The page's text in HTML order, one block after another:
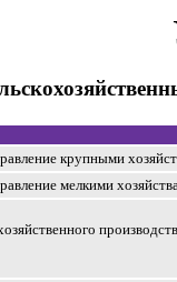
крупными
мелкими